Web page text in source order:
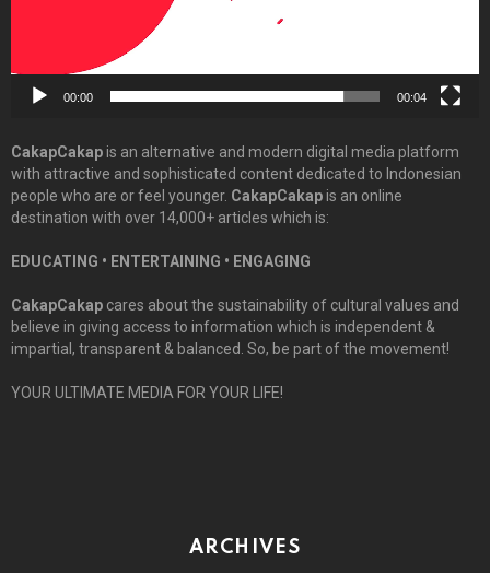
00:00 00:04
CakapCakapis an alternative and modern digital media platform
with attractive and sophisticated content dedicated to Indonesian
people who are or feel younger. CakapCakapis an online
destination with over 14,000+ articles which is:
EDUCATING • ENTERTAINING • ENGAGING
CakapCakap cares about the sustainability of cultural values and
believe in giving access to information which is independent &
impartial, transparent & balanced. So, be part of the movement!
YOUR ULTIMATE MEDIA FOR YOUR LIFE!
ARCHIVES